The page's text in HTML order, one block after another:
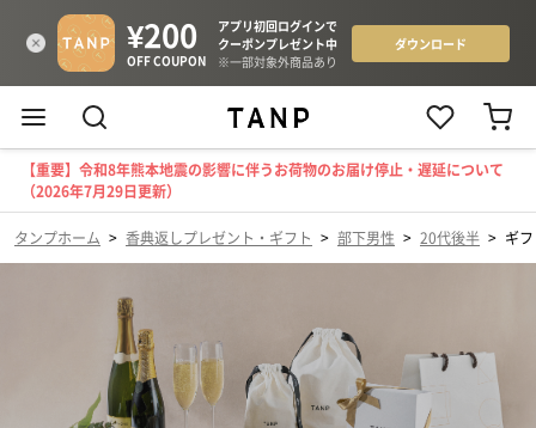
【重要】令和8年熊本地震の影響に伴うお荷物のお届け停止・遅延について
（2026年7月29日更新）
タンプホーム > 香典返しプレゼント・ギフト > 部下男性 > 20代後半 > ギ